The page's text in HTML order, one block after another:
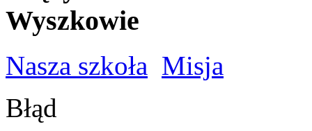
Wyszkowie
Nasza szkoła Misja
Błąd